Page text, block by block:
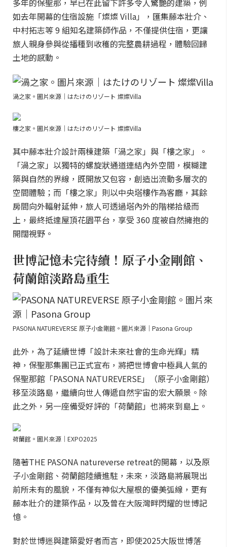
多年的保聖那，早已在此留下許多令人驚艷的建築，例
如去年開幕的住宿設施「燦燦 Villa」，匯集藤本壯介、
中村拓志等 9 組知名建築師作品，不僅提供住宿，更讓
旅人親身參與從播種到收穫的完整農耕過程，體驗回歸
土地的感動。
渦之家。圖片來源｜はたけのリゾート 燦燦Villa
樓之家。圖片來源｜はたけのリゾート 燦燦Villa
其中藤本壯介設計兩棟建築「渦之家」與「樓之家」。
「渦之家」以獨特的螺旋狀通道連結內外空間，模糊建
築與自然的界線，既開放又包容，創造出流動多層次的
空間體驗；而「樓之家」則以中央塔樓作為客廳，其餘
房間向外輻射延伸，旅人可透過塔內外的階梯拾級而
上，最終抵達屋頂花園平台，享受 360 度被自然擁抱的
開闊視野。
世博記憶未完待續！原子小金剛館、
荷蘭館淡路島重生
PASONA NATUREVERSE 原子小金剛館。圖片來源｜Pasona Group
此外，為了延續世博「設計未來社會的生命光輝」精
神，保聖那集團已正式宣布，將把世博會中極具人氣的
保聖那館「PASONA NATUREVERSE」（原子小金剛館）
移至淡路島，繼續向世人傳遞自然宇宙的宏大願景。除
此之外，另一座備受好評的「荷蘭館」也將來到島上。
荷蘭館。圖片來源｜EXPO2025
隨著THE PASONA natureverse retreat的開幕，以及原
子小金剛館、荷蘭館陸續進駐，未來，淡路島將展現出
前所未有的風貌，不僅有神似大屋根的優美弧線，更有
藤本壯介的建築作品，以及曾在大阪灣畔閃耀的世博記
憶。
對於世博迷與建築愛好者而言，即使2025大阪世博落